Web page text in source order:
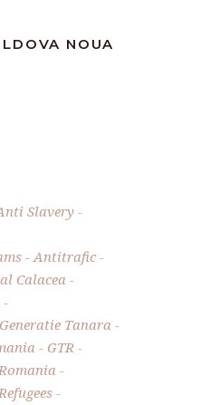
NOUA
Slavery
Antitrafic
Calacea
Generatie Tanara
GTR